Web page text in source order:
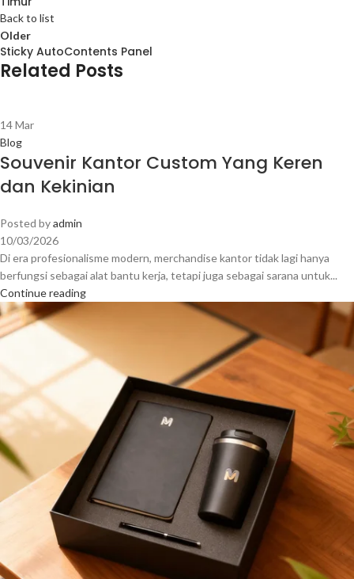
Back to list
Older
Sticky AutoContents Panel
Related Posts
14Mar
Blog
Souvenir Kantor Custom Yang Keren
dan Kekinian
Posted byadmin
10/03/2026
Di era profesionalisme modern, merchandise kantor tidak lagi hanya
berfungsi sebagai alat bantu kerja, tetapi juga sebagai sarana untuk...
Continue reading